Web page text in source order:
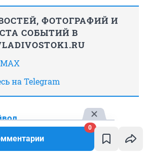
0
ФОТОГРАФИЙ И
СОБЫТИЙ В
на Telegram
VLADIVOSTOK1.RU